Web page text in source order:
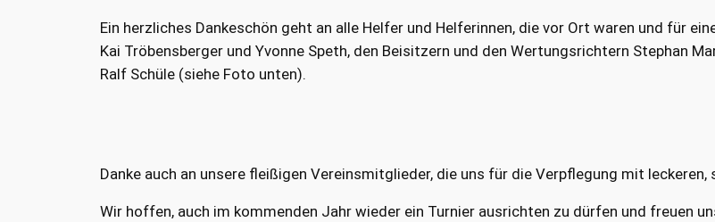
Ein herzliches Dankeschön geht an alle Helfer und Helferinnen, die vor Ort waren und für
Kai Tröbensberger und Yvonne Speth, den Beisitzern und den Wertungsrichtern Stephan
Ralf Schüle (siehe Foto unten).
Danke auch an unsere fleißigen Vereinsmitglieder, die uns für die Verpflegung mit
Wir hoffen, auch im kommenden Jahr wieder ein Turnier ausrichten zu dürfen und freuen